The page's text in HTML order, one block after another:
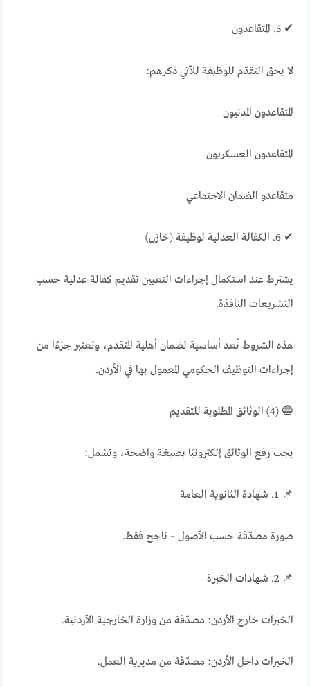
✔ 5. المتقاعدون
لا يحق التقدّم للوظيفة للآتي ذكرهم:
المتقاعدون المدنيون
المتقاعدون العسكريون
متقاعدو الضمان الاجتماعي
✔ 6. الكفالة العدلية لوظيفة (خازن)
يشترط عند استكمال إجراءات التعيين تقديم كفالة عدلية حسب
التشريعات النافذة.
هذه الشروط تُعد أساسية لضمان أهلية المتقدم، وتعتبر جزءًا من
إجراءات التوظيف الحكومي المعمول بها في الأردن.
🔵 (4) الوثائق المطلوبة للتقديم
يجب رفع الوثائق إلكترونيًا بصيغة واضحة، وتشمل:
📌 1. شهادة الثانوية العامة
صورة مصدّقة حسب الأصول – ناجح فقط.
📌 2. شهادات الخبرة
الخبرات خارج الأردن: مصدّقة من وزارة الخارجية الأردنية.
الخبرات داخل الأردن: مصدّقة من مديرية العمل.